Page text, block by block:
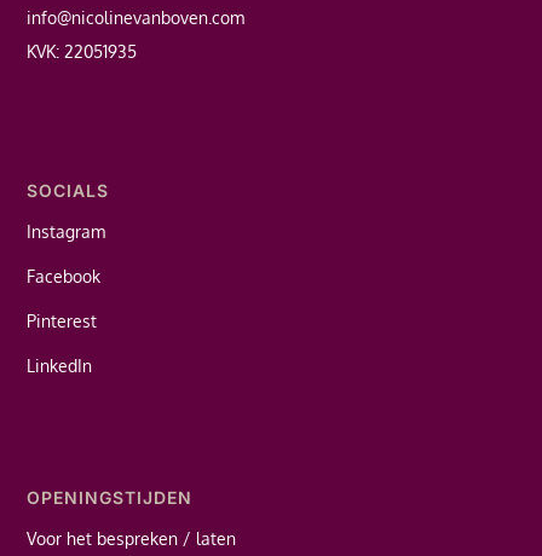
info@nicolinevanboven.com
KVK: 22051935
SOCIALS
Instagram
Facebook
Pinterest
LinkedIn
OPENINGSTIJDEN
Voor het bespreken / laten